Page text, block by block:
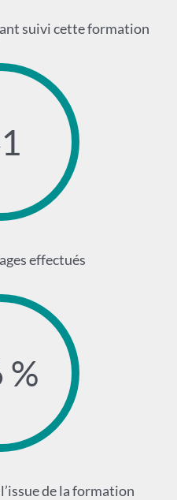
suivi cette formation
effectués
%
de la formation